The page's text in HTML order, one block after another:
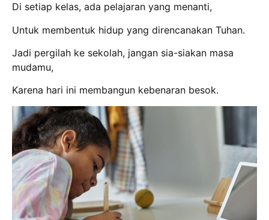
Di setiap kelas, ada pelajaran yang menanti,
Untuk membentuk hidup yang direncanakan Tuhan.
Jadi pergilah ke sekolah, jangan sia-siakan masa
mudamu,
Karena hari ini membangun kebenaran besok.